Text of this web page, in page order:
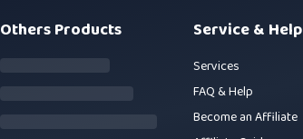
Others Products Service & Help
Services
FAQ & Help
Become an Affiliate